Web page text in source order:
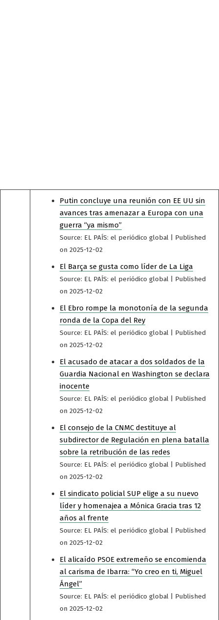
Putin concluye una reunión con EE UU sin
avances tras amenazar a Europa con una
guerra “ya mismo”
Source: EL PAÍS: el periódico global
Published
on 2025-12-02
El Barça se gusta como líder de La Liga
Source: EL PAÍS: el periódico global
Published
on 2025-12-02
El Ebro rompe la monotonía de la segunda
ronda de la Copa del Rey
Source: EL PAÍS: el periódico global
Published
on 2025-12-02
El acusado de atacar a dos soldados de la
Guardia Nacional en Washington se declara
inocente
Source: EL PAÍS: el periódico global
Published
on 2025-12-02
El consejo de la CNMC destituye al
subdirector de Regulación en plena batalla
sobre la retribución de las redes
Source: EL PAÍS: el periódico global
Published
on 2025-12-02
El sindicato policial SUP elige a su nuevo
líder y homenajea a Mónica Gracia tras 12
años al frente
Source: EL PAÍS: el periódico global
Published
on 2025-12-02
El alicaído PSOE extremeño se encomienda
al carisma de Ibarra: “Yo creo en ti, Miguel
Ángel”
Source: EL PAÍS: el periódico global
Published
on 2025-12-02